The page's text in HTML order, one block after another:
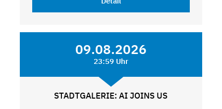
09.08.2026
23:59 Uhr
STADTGALERIE: AI JOINS US